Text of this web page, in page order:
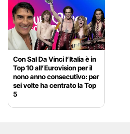
Con Sal Da Vinci l’Italia è in
Top 10 all’Eurovision per il
nono anno consecutivo: per
sei volte ha centrato la Top
5